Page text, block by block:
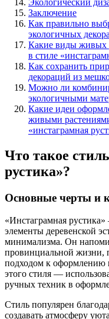
Заключение
Как правильно
экологичных
Какие виды живых
в стиле
Как сохранить
декораций из
Можно ли
экологичными
Какие идеи
живыми
«инстаграмная
Что такое
рустика»?
Основные черты и
«Инстаграмная
элементы деревенской
минимализма. Он
провинциальной жизни,
подходом к оформлению
этого стиля —
ручных техник в
Стиль популярен
создавать атмосферу